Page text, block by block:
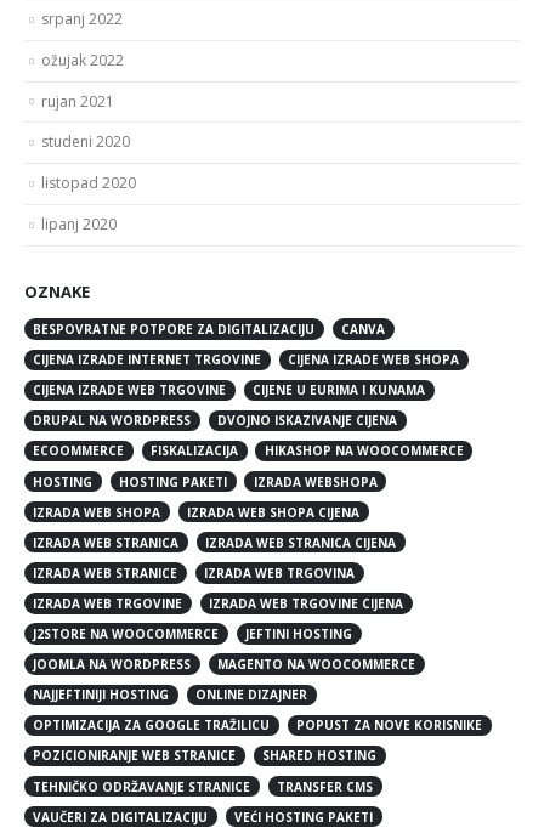
srpanj 2022
ožujak 2022
rujan 2021
studeni 2020
listopad 2020
lipanj 2020
OZNAKE
BESPOVRATNE POTPORE ZA DIGITALIZACIJU
CANVA
CIJENA IZRADE INTERNET TRGOVINE
CIJENA IZRADE WEB SHOPA
CIJENA IZRADE WEB TRGOVINE
CIJENE U EURIMA I KUNAMA
DRUPAL NA WORDPRESS
DVOJNO ISKAZIVANJE CIJENA
ECOOMMERCE
FISKALIZACIJA
HIKASHOP NA WOOCOMMERCE
HOSTING
HOSTING PAKETI
IZRADA WEBSHOPA
IZRADA WEB SHOPA
IZRADA WEB SHOPA CIJENA
IZRADA WEB STRANICA
IZRADA WEB STRANICA CIJENA
IZRADA WEB STRANICE
IZRADA WEB TRGOVINA
IZRADA WEB TRGOVINE
IZRADA WEB TRGOVINE CIJENA
J2STORE NA WOOCOMMERCE
JEFTINI HOSTING
JOOMLA NA WORDPRESS
MAGENTO NA WOOCOMMERCE
NAJJEFTINIJI HOSTING
ONLINE DIZAJNER
OPTIMIZACIJA ZA GOOGLE TRAŽILICU
POPUST ZA NOVE KORISNIKE
POZICIONIRANJE WEB STRANICE
SHARED HOSTING
TEHNIČKO ODRŽAVANJE STRANICE
TRANSFER CMS
VAUČERI ZA DIGITALIZACIJU
VEĆI HOSTING PAKETI